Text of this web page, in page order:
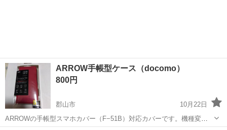
ARROW手帳型ケース（docomo）
800円
郡山市
10月22日
ARROWの手帳型スマホカバー（F−51B）対応カバーです。機種変更